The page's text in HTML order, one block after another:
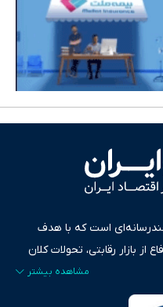
است که با هدف
بازار رقابتی، تحولات کلان
متن و گزارش‌های تحلیلی
و قابل اعتماد، فراتر از